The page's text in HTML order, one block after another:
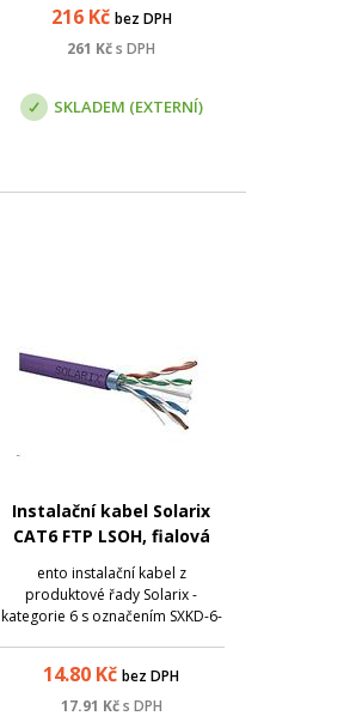
216Kč bez DPH
261 Kčs DPH
SKLADEM (EXTERNÍ)
Instalační kabel Solarix
CAT6 FTP LSOH, fialová
ento instalační kabel z
produktové řady Solarix -
kategorie 6 s označením SXKD-6-
strukturované kabeláže, který
bez problémů splňuje a rovněž
14.80 Kč bez DPH
17.91 Kč s DPH